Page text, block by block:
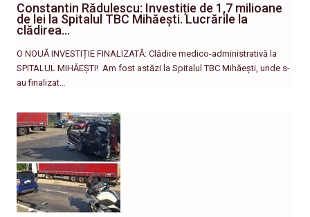
Constantin Rădulescu: Investiție de 1,7 milioane
de lei la Spitalul TBC Mihăești. Lucrările la
clădirea…
O NOUĂ INVESTIȚIE FINALIZATĂ: Clădire medico-administrativă la
SPITALUL MIHĂEȘTI! ​ Am fost astăzi la Spitalul TBC Mihăești, unde s-
au finalizat…